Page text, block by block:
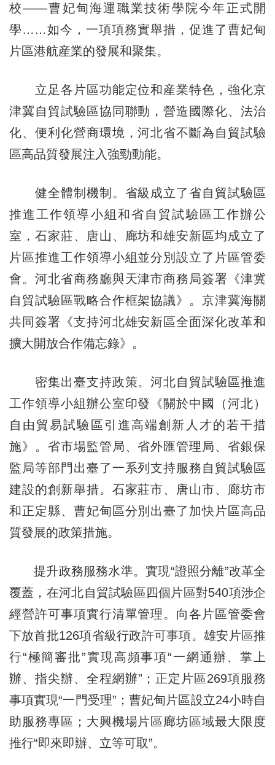
校——曹妃甸海運職業技術學院今年正式開
學……如今，一項項務實舉措，促進了曹妃甸
片區港航産業的發展和聚集。
立足各片區功能定位和産業特色，強化京
津冀自貿試驗區協同聯動，營造國際化、法治
化、便利化營商環境，河北省不斷為自貿試驗
區高品質發展注入強勁動能。
健全體制機制。省級成立了省自貿試驗區
推進工作領導小組和省自貿試驗區工作辦公
室，石家莊、唐山、廊坊和雄安新區均成立了
片區推進工作領導小組並分別設立了片區管委
會。河北省商務廳與天津市商務局簽署《津冀
自貿試驗區戰略合作框架協議》。京津冀海關
共同簽署《支持河北雄安新區全面深化改革和
擴大開放合作備忘錄》。
密集出臺支持政策。河北自貿試驗區推進
工作領導小組辦公室印發《關於中國（河北）
自由貿易試驗區引進高端創新人才的若干措
施》。省市場監管局、省外匯管理局、省銀保
監局等部門出臺了一系列支持服務自貿試驗區
建設的創新舉措。石家莊市、唐山市、廊坊市
和正定縣、曹妃甸區分別出臺了加快片區高品
質發展的政策措施。
提升政務服務水準。實現“證照分離”改革全
覆蓋，在河北自貿試驗區四個片區對540項涉企
經營許可事項實行清單管理。向各片區管委會
下放首批126項省級行政許可事項。雄安片區推
行“極簡審批”實現高頻事項“一網通辦、掌上
辦、指尖辦、全程網辦”；正定片區269項服務
事項實現“一門受理”；曹妃甸片區設立24小時自
助服務專區；大興機場片區廊坊區域最大限度
推行“即來即辦、立等可取”。